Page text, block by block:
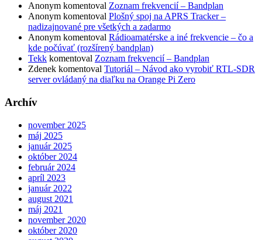
Anonym komentoval Zoznam frekvencií – Bandplan
Anonym komentoval Plošný spoj na APRS Tracker –
nadizajnované pre všetkých a zadarmo
Anonym komentoval Rádioamatérske a iné frekvencie – čo a
kde počúvať (rozšírený bandplan)
Tekk komentoval Zoznam frekvencií – Bandplan
Zdenek komentoval Tutoriál – Návod ako vyrobiť RTL-SDR
server ovládaný na diaľku na Orange Pi Zero
Archív
november 2025
máj 2025
január 2025
október 2024
február 2024
apríl 2023
január 2022
august 2021
máj 2021
november 2020
október 2020